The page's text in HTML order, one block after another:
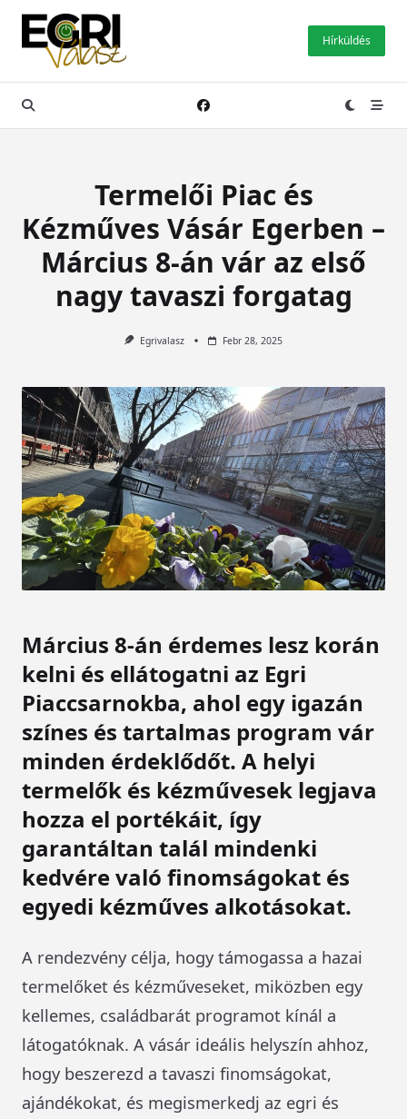
Skip
content
Hírküldés
Termelői Piac és
Kézműves Vásár Egerben –
Március 8-án vár az első
nagy tavaszi forgatag
Egrivalasz Febr 28, 2025
Március 8-án érdemes lesz korán
kelni és ellátogatni az Egri
Piaccsarnokba, ahol egy igazán
színes és tartalmas program vár
minden érdeklődőt. A helyi
termelők és kézművesek legjava
hozza el portékáit, így
garantáltan talál mindenki
kedvére való finomságokat és
egyedi kézműves alkotásokat.
A rendezvény célja, hogy támogassa a hazai
termelőket és kézműveseket, miközben egy
kellemes, családbarát programot kínál a
látogatóknak. A vásár ideális helyszín ahhoz,
hogy beszerezd a tavaszi finomságokat,
ajándékokat, és megismerkedj az egri és